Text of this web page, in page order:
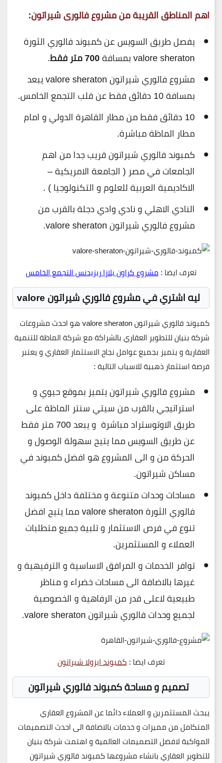
اهم المناطق القريبة من مشروع فالورى شيراتون:
يفصل طريق السويس عن كمبوند فالوري الثورة
valore sheraton بمسافة
700 متر فقط
.
مشروع فالوري شيراتون valore sheraton يبعد
بمسافة 10 دقائق فقط عن قلب التجمع الخامس.
10 دقائق فقط من مطار القاهرة الدولي و امام
مطار الماظة مباشرة.
كمبوند فالوري شيراتون قريب جدا من اهم
الجامعات في مصر ( الجامعة الامريكية –
الاكاديمية العربية للعلوم و التكنولوجيا ) .
النادي الاهلي و نادي وادي دجلة بالقرب من
مشروع فالوري شيراتون valore sheraton.
تعرف ايضا :مشروع كراون بلازا ريزيدنس التجمع الخامس
ليه اشتري في مشروع فالوري شيراتون valore
كمبوند فالوري شيراتون valore sheraton هو احدث مشروعات
شركة بنيان للتطوير العقاري بالشراكة مع شركة الماظة للتنمية
العقارية و يتميز بجميع عوامل نجاح الاستثمار العقاري و يعتبر
فرصة استثمار ذهبية للاسباب التالية :
مشروع فالوري شيراتون يتميز بموقع حيوي و
استراتيجي بالقرب من سيتي سنتر الماظة على
طريق الاوتوستراد مباشرة و يبعد 700 متر فقط
عن طريق السويس مما يتيح سهولة الوصول و
الحركة من و الى المشروع هو افضل كمبوند في
مساكن شيراتون.
مساحات وحدات متنوعة و مختلفة داخل كمبوند
فالوري الثورة valore sheraton مما يتيح افضل
تنوع في فرص الاستثمار و تلبية جميع متطلبات
العملاء و المستثمرين.
توافر الخدمات و المرافق الاساسية و الترفيهية و
غيرها بالاضافة الى مساحات خضراء و مناظر
طبيعية لاعلى قدر من الرفاهية و الخصوصية
لجميع وحدات فالوري شيراتون valore sheraton.
تعرف ايضا :كمبوند ايزولا شيراتون
تصميم و مساحة كمبوند فالوري شيراتون
يبحث المستثمرين و العملاء دائما عن المشروع العقاري
المتكامل من مميزات و خدمات بالاضافة الى احدث التصميمات
المواكبة لافضل التصميمات العالمية و اهتمت شركة بنيان
للتطوير العقاري بانشاء مشروعها كمبوند فالوري شيراتون